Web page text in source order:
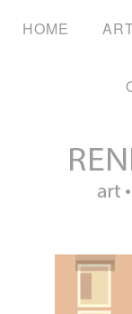
HOME